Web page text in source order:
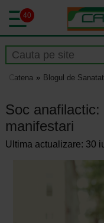
40
Catena Blogul de
Soc
manifestari
Ultima actualizare: 30